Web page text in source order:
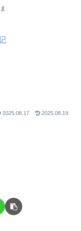
2025.08.17 2025.08.19